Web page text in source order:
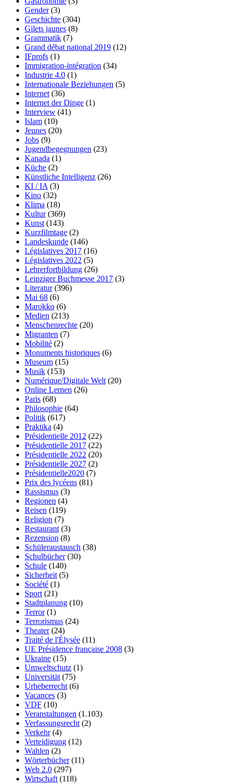
Gender(3)
Geschichte (304)
Gilets jaunes (8)
Grammatik (7)
Grand débat national 2019 (12)
IFprofs (1)
Immigration-intégration (34)
Industrie 4.0 (1)
Internationale Beziehungen (5)
Internet (36)
Internet der Dinge (1)
Interview (41)
Islam (10)
Jeunes (20)
Jobs (9)
Jugendbegegnungen (23)
Kanada (1)
Küche (2)
Künstliche Intelligenz (26)
KI / IA (3)
Kino (32)
Klima (18)
Kultur(369)
Kunst (143)
Kurzfilmtage (2)
Landeskunde (146)
Législatives 2017 (16)
Législatives 2022 (5)
Lehrerfortbildung (26)
Leipziger Buchmesse 2017 (3)
Literatur(396)
Mai 68 (6)
Marokko (6)
Medien (213)
Menschenrechte (20)
Migranten (7)
Mobilité (2)
Monuments historiques (6)
Museum (15)
Musik (153)
Numérique/Digitale Welt (20)
Online Lernen (26)
Paris (68)
Philosophie (64)
Politik (617)
Praktika (4)
Présidentielle 2012 (22)
Présidentielle 2017 (22)
Présidentielle 2022 (20)
Présidentielle 2027 (2)
Présidentielle2020 (7)
Prix des lycéens (81)
Rassismus (3)
Regionen (4)
Reisen (119)
Religion (7)
Restaurant (3)
Rezension (8)
Schüleraustausch (38)
Schulbücher(30)
Schule (140)
Sicherheit (5)
Société (1)
Sport (21)
Stadtplanung (10)
Terror(1)
Terrorismus (24)
Theater(24)
Traité de l'Élysée (11)
UE Présidence française 2008 (3)
Ukraine (15)
Umweltschutz (1)
Universität (75)
Urheberrecht (6)
Vacances (3)
VDF (10)
Veranstaltungen (1.103)
Verfassungsrecht (2)
Verkehr(4)
Verteidigung (12)
Wahlen (2)
Wörterbücher(11)
Web 2.0 (297)
Wirtschaft (118)